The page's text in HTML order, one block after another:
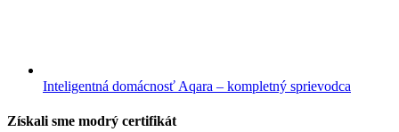
Inteligentná domácnosť Aqara – kompletný sprievodca
Získali sme modrý certifikát